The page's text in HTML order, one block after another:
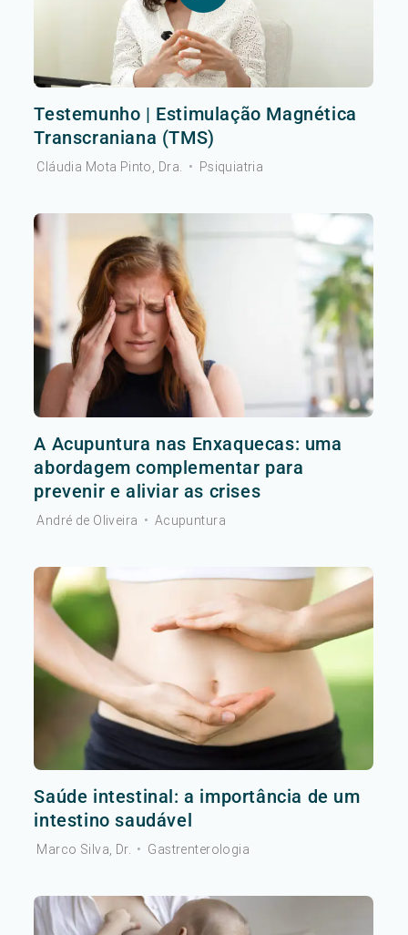
Testemunho | Estimulação Magnética
Transcraniana (TMS)
Cláudia Mota Pinto, Dra. • Psiquiatria
A Acupuntura nas Enxaquecas: uma
abordagem complementar para
prevenir e aliviar as crises
André de Oliveira • Acupuntura
Saúde intestinal: a importância de um
intestino saudável
Marco Silva, Dr. • Gastrenterologia